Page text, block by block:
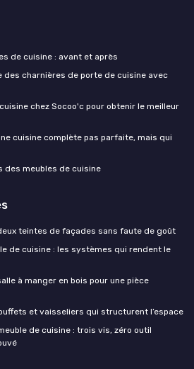
de cuisine : avant et après
des charnières de porte de cuisine avec
chez Socoo'c pour obtenir le meilleur
cuisine complète pas parfaite, mais qui
des meubles de cuisine
teintes de façades sans faute de goût
de cuisine : les systèmes qui rendent le
à manger en bois pour une pièce
et vaisseliers qui structurent l’espace
de cuisine : trois vis, zéro outil